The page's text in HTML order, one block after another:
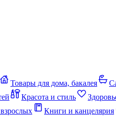
Товары для дома, бакалея
Красота и стиль
Книги и канцелярия